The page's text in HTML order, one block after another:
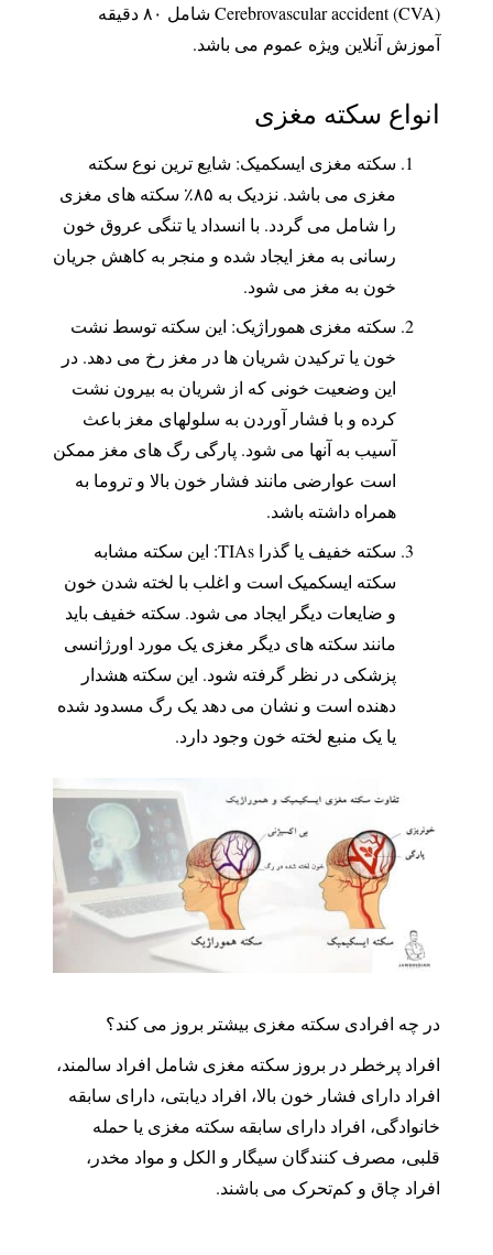
Cerebrovascular accident (CVA) شامل ۸۰ دقیقه
آموزش آنلاین ویژه عموم می باشد.
انواع سکته مغزی
سکته مغزی ایسکمیک: شایع ترین نوع سکته
مغزی می باشد. نزدیک به ۸۵٪ سکته های مغزی
را شامل می گردد. با انسداد یا تنگی عروق خون
رسانی به مغز ایجاد شده و منجر به کاهش جریان
خون به مغز می شود.
سکته مغزی هموراژیک: این سکته توسط نشت
خون یا ترکیدن شریان ها در مغز رخ می دهد. در
این وضعیت خونی که از شریان به بیرون نشت
کرده و با فشار آوردن به سلولهای مغز باعث
آسیب به آنها می شود. پارگی رگ های مغز ممکن
است عوارضی مانند فشار خون بالا و تروما به
همراه داشته باشد.
سکته خفیف یا گذرا TIAs: این سکته مشابه
سکته ایسکمیک است و اغلب با لخته شدن خون
و ضایعات دیگر ایجاد می شود. سکته خفیف باید
مانند سکته های دیگر مغزی یک مورد اورژانسی
پزشکی در نظر گرفته شود. این سکته هشدار
دهنده است و نشان می دهد یک رگ مسدود شده
یا یک منبع لخته خون وجود دارد.
در چه افرادی سکته مغزی بیشتر بروز می کند؟
افراد پرخطر در بروز سکته مغزی شامل افراد سالمند،
افراد دارای فشار خون بالا، افراد دیابتی، دارای سابقه
خانوادگی، افراد دارای سابقه سکته مغزی یا حمله
قلبی، مصرف کنندگان سیگار و الکل و مواد مخدر،
افراد چاق و کم‌تحرک می باشند.